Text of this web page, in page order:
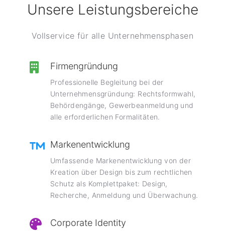
Unsere Leistungsbereiche
Vollservice für alle Unternehmensphasen
Firmengründung
Professionelle Begleitung bei der
Unternehmensgründung: Rechtsformwahl,
Behördengänge, Gewerbeanmeldung und
alle erforderlichen Formalitäten.
Markenentwicklung
Umfassende Markenentwicklung von der
Kreation über Design bis zum rechtlichen
Schutz als Komplettpaket: Design,
Recherche, Anmeldung und Überwachung.
Corporate Identity